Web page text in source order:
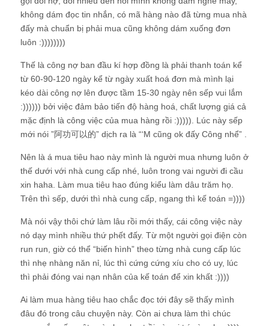
không dám đọc tin nhắn, có mã hàng nào đã từng mua nhà
đấy mà chuẩn bị phải mua cũng không dám xuống đơn
luôn :))))))))
Thế là công nợ ban đầu kí hợp đồng là phải thanh toán kể
từ 60-90-120 ngày kể từ ngày xuất hoá đơn mà mình lại
kéo dài công nợ lên được tầm 15-30 ngày nên sếp vui lắm
:)))))) bởi việc đảm bảo tiến độ hàng hoá, chất lượng giá cả
mặc định là công việc của mua hàng rồi :))))). Lúc này sếp
mới nói ”阿功可以的” dịch ra là “‘M cũng ok đấy Công nhể” .
Nên là á mua tiêu hao này mình là người mua nhưng luôn ở
thế dưới với nhà cung cấp nhé, luôn trong vai người đi cầu
xin haha. Làm mua tiêu hao đúng kiểu làm dâu trăm họ.
Trên thì sếp, dưới thì nhà cung cấp, ngang thì kế toán =))))
Mà nói vậy thôi chứ làm lâu rồi mới thấy, cái công việc này
nó dạy mình nhiều thứ phết đấy. Từ một người gọi điện còn
run run, giờ có thể “biến hình” theo từng nhà cung cấp lúc
thì nhẹ nhàng năn nỉ, lúc thì cứng cứng xíu cho có uy, lúc
thì phải đóng vai nạn nhân của kế toán để xin khất :))))
Ai làm mua hàng tiêu hao chắc đọc tới đây sẽ thấy mình
đâu đó trong câu chuyện này. Còn ai chưa làm thì chúc